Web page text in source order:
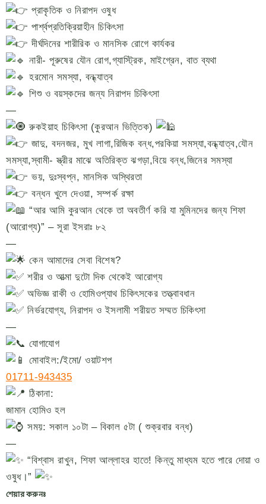
প্রাকৃতিক ও নিরাপদ ওষুধ
পার্শ্বপ্রতিক্রিয়াহীন চিকিৎসা
দীর্ঘদিনের শারীরিক ও মানসিক রোগে কার্যকর
নারী- পূরুষের যৌন রোগ,গ্যাস্ট্রিক, মাইগ্রেন, বাত ব্যথা
হরমোন সমস্যা, বন্ধ্যাত্ব
শিশু ও বয়স্কদের জন্য নিরাপদ চিকিৎসা
—
রুকইয়াহ চিকিৎসা (কুরআন ভিত্তিক)
জাদু, বদনজর, মুখ লাগা,রিজিক বন্ধ,পরকিয়া সমস্যা,বন্ধ্যাত্ব,যৌন
সমস্যা,স্বামী- স্ত্রীর মাঝে অতিরিক্ত ঝগড়া,বিয়ে বন্ধ,জিনের সমস্যা
ভয়, দুঃস্বপ্ন, মানসিক অস্থিরতা
বন্ধন খুলে দেওয়া, সম্পর্ক রক্ষা
“আর আমি কুরআন থেকে তা অবতীর্ণ করি যা মুমিনদের জন্য শিফা
(আরোগ্য)” – সূরা ইসরাঃ ৮২
—
কেন আমাদের সেবা বিশেষ?
শরীর ও আত্মা দুটো দিক থেকেই আরোগ্য
অভিজ্ঞ রাকী ও হোমিওপ্যাথ চিকিৎসকের তত্ত্বাবধান
নির্ভরযোগ্য, নিরাপদ ও ইসলামী শরীয়ত সম্মত চিকিৎসা
—
যোগাযোগ
মোবাইল:/ইমো/ ওয়াটশপ
01711-943435
ঠিকানা:
জামান হোমিও হল
সময়: সকাল ১০টা – বিকাল ৫টা ( শুক্রবার বন্ধ)
—
“বিশ্বাস রাখুন, শিফা আল্লাহর হাতে! কিন্তু মাধ্যম হতে পারে দোয়া ও
ওষুধ।”
শেয়ার করুনঃ